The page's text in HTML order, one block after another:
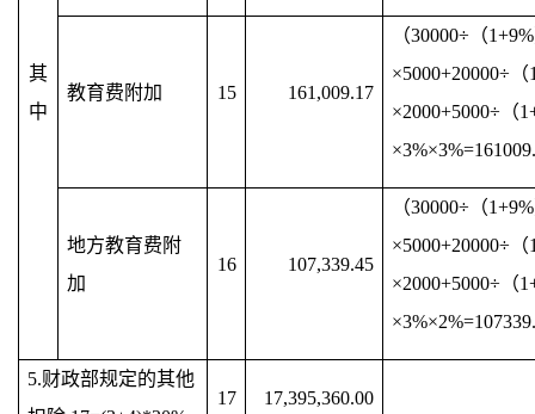
其
中
教育费附加 15 161,009.17
（30000÷（
×5000+20000÷（
×2000+5000÷（
地方教育费附
加
16 107,339.45
（30000÷（
×5000+20000÷（
×2000+5000÷（
5.财政部规定的其他
17 17,395,360.00